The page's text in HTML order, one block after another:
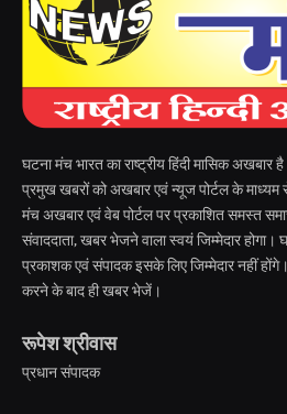
घटना मंच भारत का राष्ट्रीय हिंदी मासिक
प्रमुख खबरों को अखबार एवं न्यूज पोर्टल के
मंच अखबार एवं वेब पोर्टल पर प्रकाशित समस्त
संवाददाता, खबर भेजने वाला स्वयं जिम्मेदार
प्रकाशक एवं संपादक इसके लिए जिम्मेदार नहीं
करने के बाद ही खबर भेजें।
रूपेश श्रीवास
प्रधान संपादक